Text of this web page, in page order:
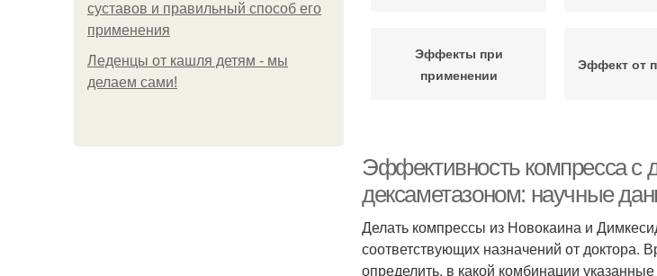
суставов и правильный способ его
применения
Леденцы от кашля детям - мы
делаем сами!
Эффекты при
применении
Эффект от
Эффективность компресса с
дексаметазоном: научные
Делать компрессы из Новокаина и
соответствующих назначений от доктора.
определить, в какой комбинации